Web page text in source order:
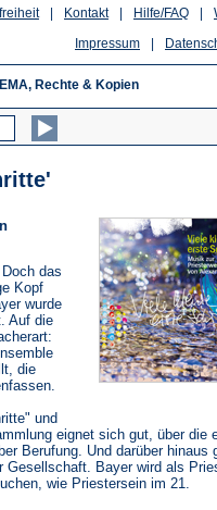
Hilfe/FAQ
Kontakt
Impressum
Rechte & Kopien
das
Kopf
wurde
Auf die
die
und
eignet sich gut, über die
Berufung. Und darüber hinaus
Gesellschaft. Bayer wird als
wie Priestersein im 21.